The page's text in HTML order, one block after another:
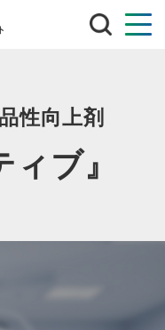
索
性向上剤
ィブ』